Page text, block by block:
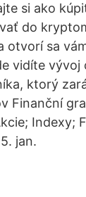
si ako
do
otvorí sa
vidíte vývoj
ktorý
Finanční
Indexy;
jan.